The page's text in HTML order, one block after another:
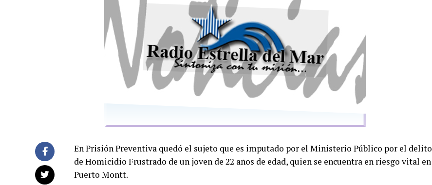
En Prisión Preventiva quedó el sujeto que es imputado por el Ministerio Público por el delito
de Homicidio Frustrado de un joven de 22 años de edad, quien se encuentra en riesgo vital en
Puerto Montt.